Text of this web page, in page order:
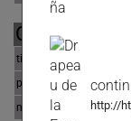
OFFERTA
tipo di contratto
prezzo
note prezzo
http://